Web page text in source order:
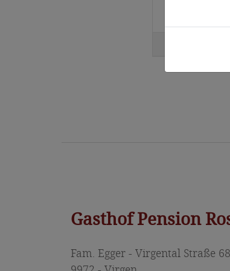
Gasthof Pension
Fam. Egger - Virgental Straße 68